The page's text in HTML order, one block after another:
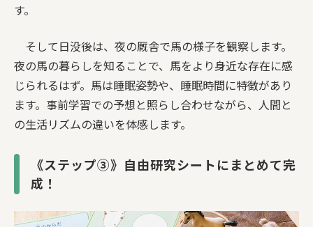
す。
そして日没後は、夜の厩舎で馬の様子を観察します。
夜の馬の暮らしを知ることで、馬をより身近な存在に感
じられるはず。馬は睡眠姿勢や、睡眠時間に特徴があり
ます。事前学習での予想と照らし合わせながら、人間と
の生活リズムの違いを体感します。
《ステップ③》自由研究シートにまとめて完
成！